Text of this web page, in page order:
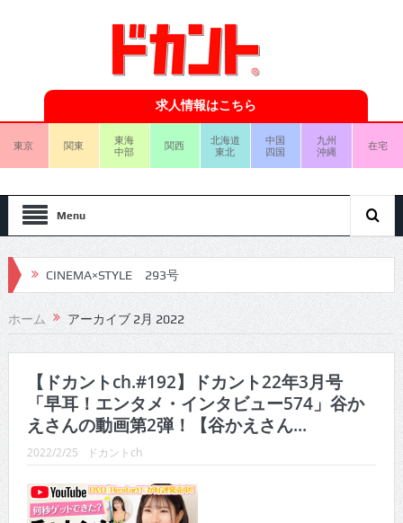
求人情報はこちら
東京 関東
東海
中部
関西
北海道
東北
中国
四国
九州
沖縄
在宅
Menu
CINEMA×STYLE 293号
CINEMA×STYLE 292号
CINEMA×STYLE 291号
CINEMA×STYLE 289号
CINEMA×STYLE 288号
CINEMA×STYLE 286号
ホーム アーカイブ 2月 2022
【ドカントch.#192】ドカント22年3月号
「早耳！エンタメ・インタビュー574」谷か
えさんの動画第2弾！【谷かえさん...
2022/2/25 ドカントch